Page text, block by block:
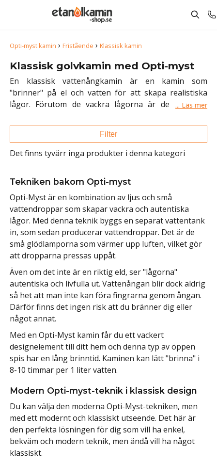
Opti-myst kamin › Fristående › Klassisk kamin
Klassisk golvkamin med Opti-myst
En klassisk vattenångkamin är en kamin som
"brinner" på el och vatten för att skapa realistiska
lågor. Förutom de vackra lågorna är de klassiska
kaminer. Enfristående Optimyst kaminlevereras
färdigmonterad och kräver därför minimal installation
innan den kan tas i bruk. Packa bara upp kaminen, fyll
Filter
Det finns tyvärr inga produkter i denna kategori
Tekniken bakom Opti-myst
Opti-Myst är en kombination av ljus och små
vattendroppar som skapar vackra och autentiska
lågor. Med denna teknik byggs en separat vattentank
in, som sedan producerar vattendroppar. Det är de
små glödlamporna som värmer upp luften, vilket gör
att dropparna pressas uppåt.
Även om det inte är en riktig eld, ser "lågorna"
autentiska och livfulla ut. Vattenångan blir dock aldrig
så het att man inte kan föra fingrarna genom ångan.
Därför finns det ingen risk att du bränner dig eller
något annat.
Med en Opti-Myst kamin får du ett vackert
designelement till ditt hem och denna typ av öppen
spis har en lång brinntid. Kaminen kan lätt "brinna" i
8-10 timmar per 1 liter vatten.
Modern Opti-myst-teknik i klassisk design
Du kan välja den moderna Opti-Myst-tekniken, men
med ett modernt och klassiskt utseende. Det här är
den perfekta lösningen för dig som vill ha enkel,
bekväm och modern teknik, men ändå vill ha något
klassiskt.